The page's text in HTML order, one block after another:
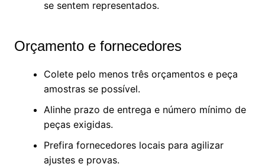
se sentem representados.
Orçamento e fornecedores
Colete pelo menos três orçamentos e peça
amostras se possível.
Alinhe prazo de entrega e número mínimo de
peças exigidas.
Prefira fornecedores locais para agilizar
ajustes e provas.